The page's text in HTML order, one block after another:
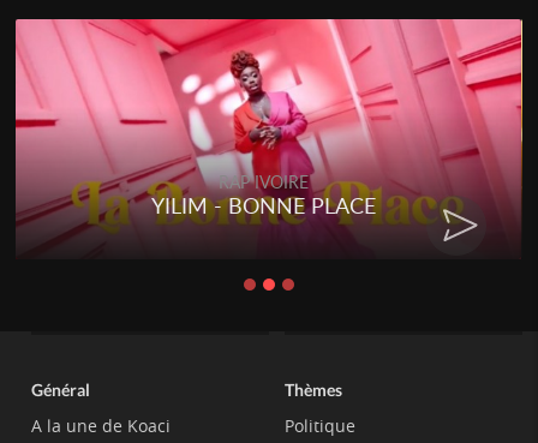
RAP IVOIRE
YILIM - BONNE PLACE
Général
A la une de Koaci
Thèmes
Politique